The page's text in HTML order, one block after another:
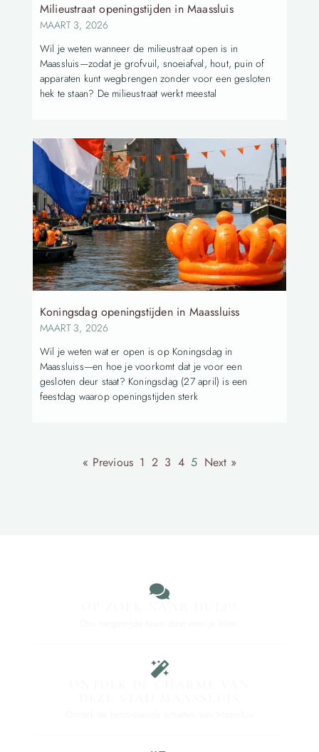
Milieustraat openingstijden in Maassluis
MAART 3, 2026
Wil je weten wanneer de milieustraat open is in
Maassluis—zodat je grofvuil, snoeiafval, hout, puin of
apparaten kunt wegbrengen zonder voor een gesloten
hek te staan? De milieustraat werkt meestal
Koningsdag openingstijden in Maassluiss
MAART 3, 2026
Wil je weten wat er open is op Koningsdag in
Maassluiss—en hoe je voorkomt dat je voor een
gesloten deur staat? Koningsdag (27 april) is een
feestdag waarop openingstijden sterk
« Previous 1 2 3 4 5 Next »